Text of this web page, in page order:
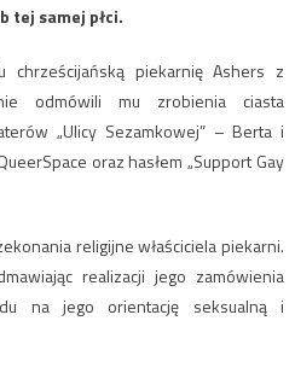
tej samej płci.
chrześcijańską piekarnię Ashers z
odmówili mu zrobienia ciasta
„Ulicy Sezamkowej” – Berta i
oraz hasłem „Support Gay
religijne właściciela piekarni.
realizacji jego zamówienia
na jego orientację seksualną i